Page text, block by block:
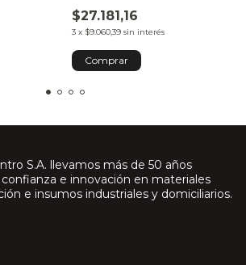
$27.181,16
3 x $9.060,39 sin interés
S.A. llevamos más de 50 años
e innovación en materiales
e insumos industriales y domiciliarios.